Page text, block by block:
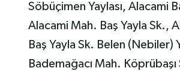
Söbüçimen Yaylası, Alacami
Alacami Mah. Baş Yayla Sk.,
Baş Yayla Sk. Belen (Nebiler)
Bademağacı Mah. Köprübaşı